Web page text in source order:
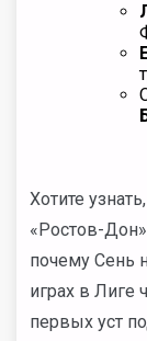
Хотите
«Ростов-
почему Сень
играх в Лиге
первых уст